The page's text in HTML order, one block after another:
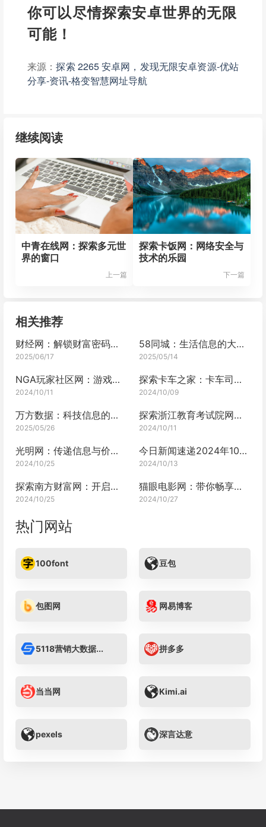
你可以尽情探索安卓世界的无限
可能！
来源：探索 2265 安卓网，发现无限安卓资源-优站
分享-资讯-格变智慧网址导航
继续阅读
中青在线网：探索多元世
界的窗口
上一篇
探索卡饭网：网络安全与
技术的乐园
下一篇
相关推荐
财经网：解锁财富密码的专业资讯宝库
2025/06/17
58同城：生活信息的大杂烩
2025/05/14
NGA玩家社区网：游戏世界的璀璨明珠
2024/10/11
探索卡车之家：卡车司机的线上家园
2024/10/09
万方数据：科技信息的权威宝库
2025/05/26
探索浙江教育考试院网的丰富资源
2024/10/11
光明网：传递信息与价值的重要平台
2024/10/25
今日新闻速递2024年10月13日
2024/10/13
探索南方财富网：开启财富之门的钥匙
2024/10/25
猫眼电影网：带你畅享光影世界的奇妙之旅
2024/10/27
热门网站
100font 豆包
包图网 网易博客
5118营销大数据... 拼多多
当当网 Kimi.ai
pexels 深言达意